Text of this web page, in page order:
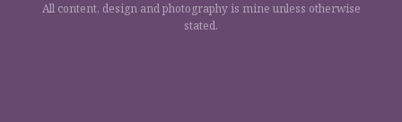
All content, design and photography is mine unless otherwise
stated.